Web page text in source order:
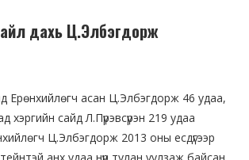
дахь Ц.Элбэгдорж
Ерөнхийлөгч асан Ц.Элбэгдорж 46 удаа,
хэргийн сайд Л.Пүрэвсүрэн 219 удаа
Ц.Элбэгдорж 2013 оны есдүгээр
анх удаа нүүр тулан уулзаж байсан